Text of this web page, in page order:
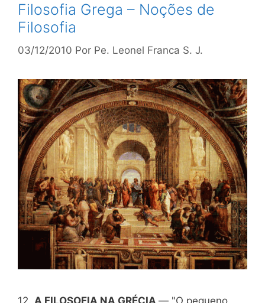
Filosofia Grega – Noções de
Filosofia
03/12/2010 Por Pe. Leonel Franca S. J.
12. A FILOSOFIA NA GRÉCIA — "O pequeno